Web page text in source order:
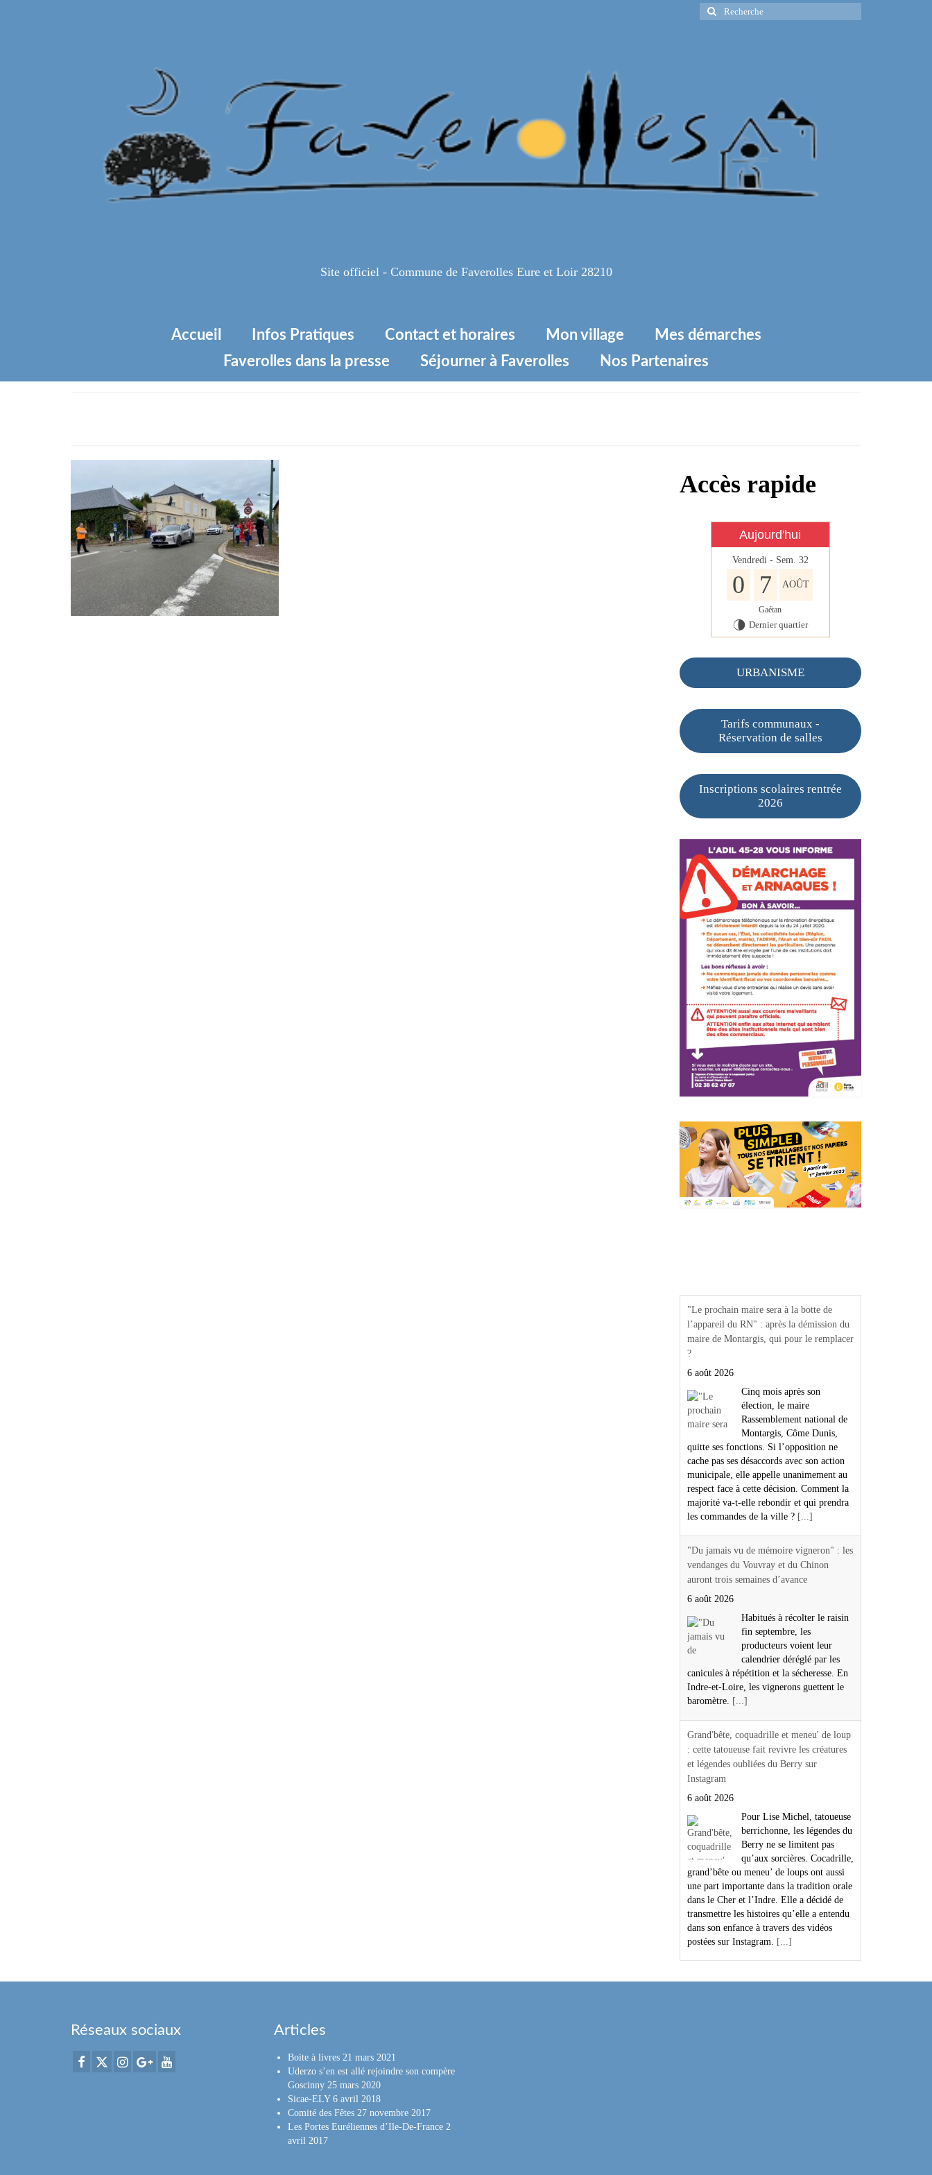
Rechercher
:
Site officiel - Commune de Faverolles Eure et Loir 28210
Accueil Infos Pratiques Contact et horaires Mon village
Mes démarches
Faverolles dans la presse
Séjourner à Faverolles Nos Partenaires
Accès rapide
Aujourd'hui
Vendredi - Sem. 32
0 7 AOÛT
Gaétan
U Dernier quartier
URBANISME
Tarifs communaux -
Réservation de salles
Inscriptions scolaires rentrée
2026
"Le prochain maire sera à la botte de
l’appareil du RN" : après la démission du
maire de Montargis, qui pour le remplacer
?
6 août 2026
Cinq mois après son
élection, le maire
Rassemblement national de
Montargis, Côme Dunis,
quitte ses fonctions. Si l’opposition ne
cache pas ses désaccords avec son action
municipale, elle appelle unanimement au
respect face à cette décision. Comment la
majorité va-t-elle rebondir et qui prendra
les commandes de la ville ? [...]
"Du jamais vu de mémoire vigneron" : les
vendanges du Vouvray et du Chinon
auront trois semaines d’avance
6 août 2026
Habitués à récolter le raisin
fin septembre, les
producteurs voient leur
calendrier déréglé par les
canicules à répétition et la sécheresse. En
Indre-et-Loire, les vignerons guettent le
baromètre.
[...]
Grand'bête, coquadrille et meneu' de loup
: cette tatoueuse fait revivre les créatures
et légendes oubliées du Berry sur
Instagram
6 août 2026
Pour Lise Michel, tatoueuse
berrichonne, les légendes du
Berry ne se limitent pas
qu’aux sorcières. Cocadrille,
grand’bête ou meneu’ de loups ont aussi
une part importante dans la tradition orale
dans le Cher et l’Indre. Elle a décidé de
transmettre les histoires qu’elle a entendu
dans son enfance à travers des vidéos
postées sur Instagram.
[...]
Réseaux sociaux Articles
Boite à livres 21 mars 2021
Uderzo s’en est allé rejoindre son compère
Goscinny 25 mars 2020
Sicae-ELY 6 avril 2018
Comité des Fêtes 27 novembre 2017
Les Portes Euréliennes d’Ile-De-France 2
avril 2017